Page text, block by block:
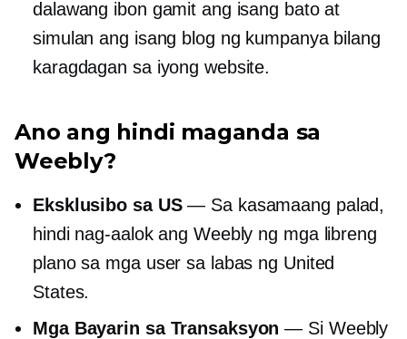
dalawang ibon gamit ang isang bato at
simulan ang isang blog ng kumpanya bilang
karagdagan sa iyong website.
Ano ang hindi maganda sa
Weebly?
Eksklusibo sa US— Sa kasamaang palad,
hindi nag-aalok ang Weebly ng mga libreng
plano sa mga user sa labas ng United
States.
Mga Bayarin sa Transaksyon — Si Weebly